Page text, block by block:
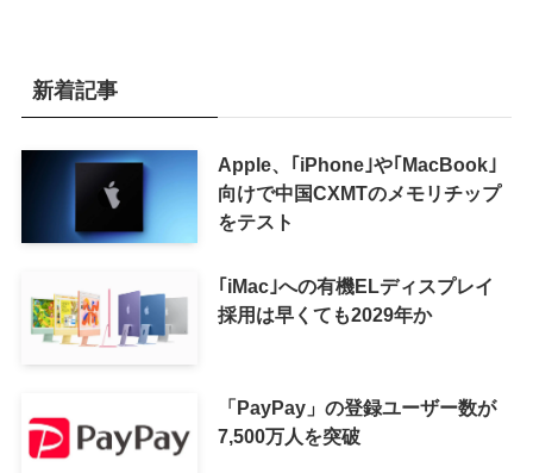
新着記事
Apple、｢iPhone｣や｢MacBook｣
向けで中国CXMTのメモリチップ
をテスト
｢iMac｣への有機ELディスプレイ
採用は早くても2029年か
「PayPay」の登録ユーザー数が
7,500万人を突破